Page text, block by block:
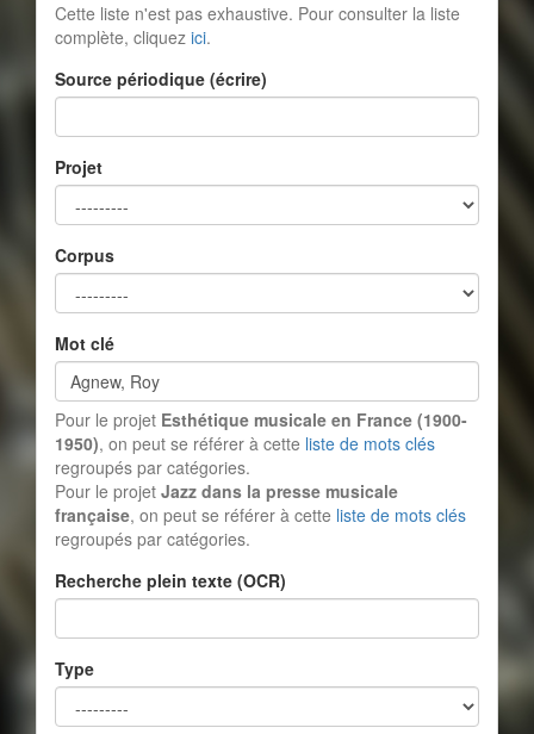
Cette liste n'est pas exhaustive. Pour consulter la liste
complète, cliquez ici.
Source périodique (écrire)
Projet
Corpus
Mot clé
Pour le projet Esthétique musicale en France (1900-
1950), on peut se référer à cette liste de mots clés
regroupés par catégories.
Pour le projet Jazz dans la presse musicale
française, on peut se référer à cette liste de mots clés
regroupés par catégories.
Recherche plein texte (OCR)
Type